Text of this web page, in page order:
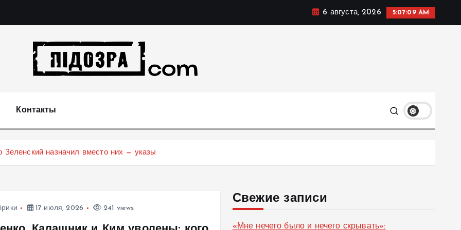
6 августа, 2026 5:07:10 AM
Контакты
Зеленский назначил вместо них — указы
17 июля, 2026 241 views
Свежие записи
«Мне нечего было и нечего скрывать»: